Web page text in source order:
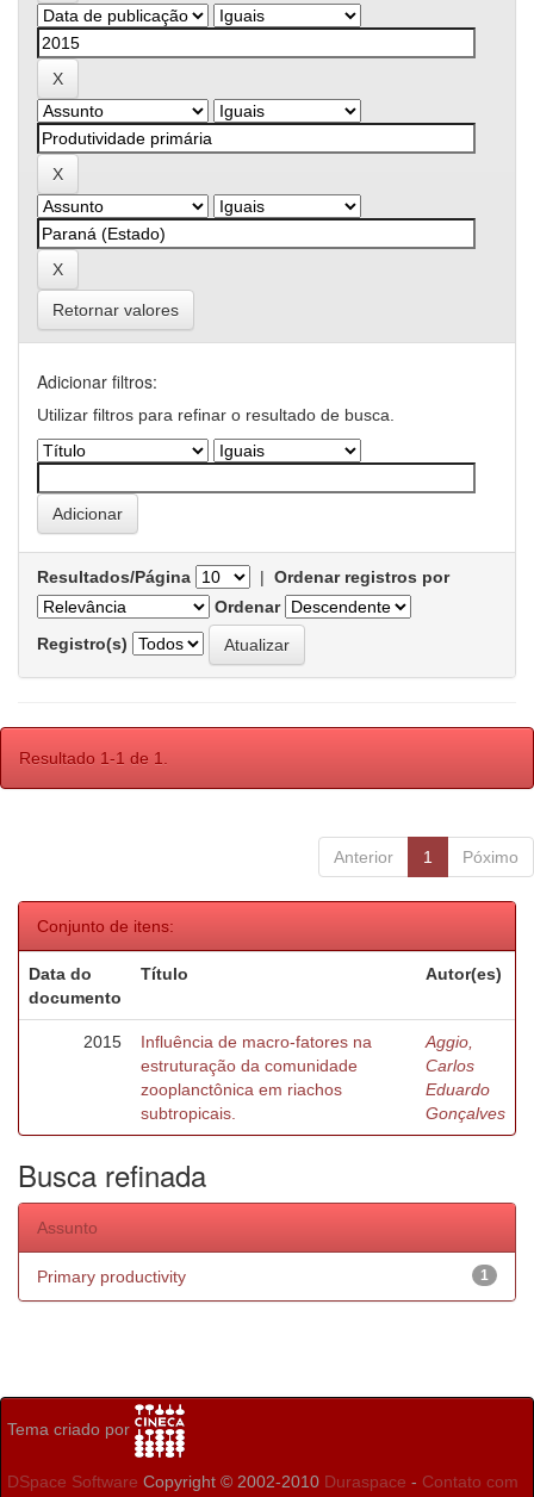
Retornar valores
Adicionar filtros:
Utilizar filtros para refinar o resultado de busca.
Resultados/Página | Ordenar registros por
Ordenar
Registro(s)
Resultado 1-1 de 1.
Anterior 1 Póximo
Conjunto de itens:
Data do
documento
Título Autor(es)
2015
Influência de macro-fatores na
estruturação da comunidade
zooplanctônica em riachos
subtropicais.
Aggio,
Carlos
Eduardo
Gonçalves
Busca refinada
Assunto
1
Primary productivity
Tema criado por
DSpace Software Copyright © 2002-2010 Duraspace - Contato com